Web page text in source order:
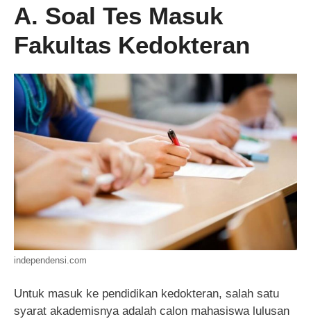
A. Soal Tes Masuk
Fakultas Kedokteran
independensi.com
Untuk masuk ke pendidikan kedokteran, salah satu
syarat akademisnya adalah calon mahasiswa lulusan